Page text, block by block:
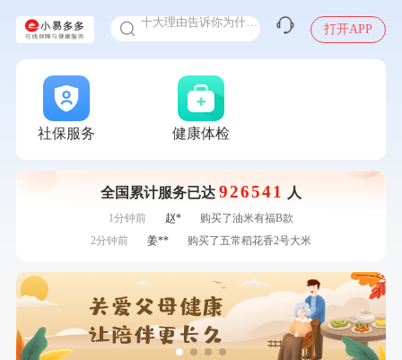
感染人偏肺病毒就会得肺炎吗
甲状腺癌怎么筛查
打开APP
社保服务 健康体检
全国累计服务已达 926541 人
7分钟前 莫**
成功预约了健康体检一档
7分钟前
毛**
购买了汤臣倍健多维男士多种维生素矿物质片1.5g*60片*2
瓶
购买了美的体重秤 MO-CW5 白色
刚刚
购买了美的体重秤 MO-CW5 白色
1分钟前
刘**
成功预约了心脑血管强化体检套餐
1分钟前
赵*
购买了油米有福B款
2分钟前
姜**
购买了五常稻花香2号大米
王**
成功预约女性常规体检套餐
4分钟前
潘*
购买了美的1.5L电热水壶HJ1522
6分钟前
李**
购买了七年五季黑咖啡速溶低脂无添加蔗糖美式咖啡粉
24g*2盒
成功预约了男性健康套餐